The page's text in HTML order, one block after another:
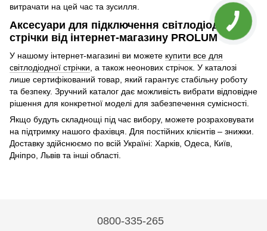
витрачати на цей час та зусилля.
Аксесуари для підключення світлодіодної
стрічки від інтернет-магазину PROLUM
У нашому інтернет-магазині ви можете купити все для
світлодіодної стрічки , а також неонових стрічок. У каталозі
лише сертифікований товар, який гарантує стабільну роботу
та безпеку. Зручний каталог дає можливість вибрати відповідне
рішення для конкретної моделі для забезпечення сумісності.
Якщо будуть складнощі під час вибору, можете розраховувати
на підтримку нашого фахівця. Для постійних клієнтів – знижки.
Доставку здійснюємо по всій Україні: Харків, Одеса, Київ,
Дніпро, Львів та інші області.
0800-335-265